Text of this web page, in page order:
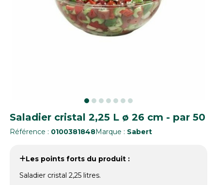
Saladier cristal 2,25 L ø 26 cm - par 50
Référence : 0100381848Marque : Sabert
Les points forts du produit :
Saladier cristal 2,25 litres.